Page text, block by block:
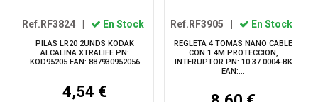
Ref.RF3824 En Stock
PILAS LR20 2UNDS KODAK
ALCALINA XTRALIFE PN:
KOD95205 EAN: 887930952056
4,54 €
Ref.RF3905 En Stock
REGLETA 4 TOMAS NANO CABLE
CON 1.4M PROTECCION,
INTERUPTOR PN: 10.37.0004-BK
EAN:...